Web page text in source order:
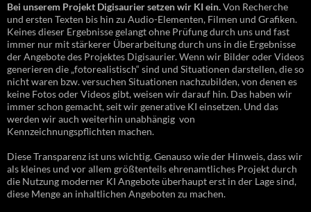
Bei unserem Projekt Digisaurier setzen wir KI ein.Von Recherche
und ersten Texten bis hin zu Audio-Elementen, Filmen und Grafiken.
Keines dieser Ergebnisse gelangt ohne Prüfung durch uns und fast
immer nur mit stärkerer Überarbeitung durch uns in die Ergebnisse
der Angebote des Projektes Digisaurier. Wenn wir Bilder oder Videos
generieren die „fotorealistisch“ sind und Situationen darstellen, die so
nicht waren bzw. versuchen Situationen nachzubilden, von denen es
keine Fotos oder Videos gibt, weisen wir darauf hin. Das haben wir
immer schon gemacht, seit wir generative KI einsetzen. Und das
werden wir auch weiterhin unabhängig von
Kennzeichnungspflichten machen.
Diese Transparenz ist uns wichtig. Genauso wie der Hinweis, dass wir
als kleines und vor allem größtenteils ehrenamtliches Projekt durch
die Nutzung moderner KI Angebote überhaupt erst in der Lage sind,
diese Menge an inhaltlichen Angeboten zu machen.